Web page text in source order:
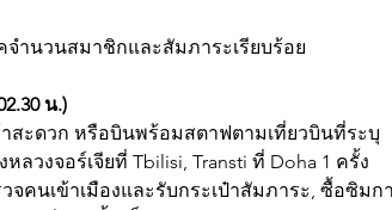
ำนวนสมาชิกและสัมภาระเรียบร้อย
น.)
สะดวก หรือบินพร้อมสตาฟตามเที่ยวบินที่ระบุ
วงจอร์เจียที่ Tbilisi, Transti ที่ Doha 1 ครั้ง
วจคนเข้าเมืองและรับกระเป๋าสัมภาระ, ซื้อซิม